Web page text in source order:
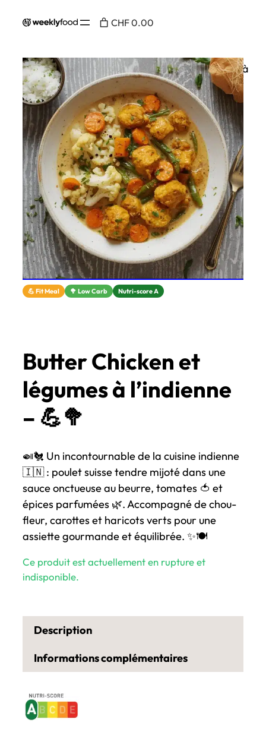
CHF 0.00
Accueil/Au menu / Butter Chicken et légumes à
l’indienne – 💪🥦
💪 Fit Meal 🥦 Low Carb Nutri-score A
Butter Chicken et
légumes à l’indienne
– 💪🥦
🍛🐔 Un incontournable de la cuisine indienne
🇮🇳 : poulet suisse tendre mijoté dans une
sauce onctueuse au beurre, tomates 🍅 et
épices parfumées 🌿. Accompagné de chou-
fleur, carottes et haricots verts pour une
assiette gourmande et équilibrée. ✨🍽️
Ce produit est actuellement en rupture et
indisponible.
Description
Informations complémentaires